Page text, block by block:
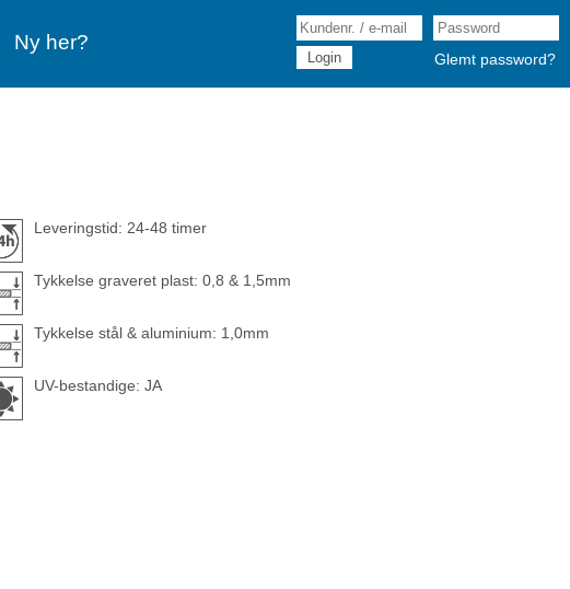
Ny her?
Glemt password?
Leveringstid: 24-48 timer
Tykkelse graveret plast: 0,8 & 1,5mm
Tykkelse stål & aluminium: 1,0mm
UV-bestandige: JA